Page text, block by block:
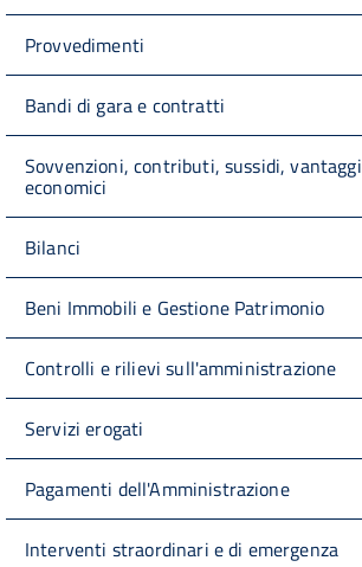
Provvedimenti
Bandi di gara e contratti
Sovvenzioni, contributi, sussidi, vantaggi
economici
Bilanci
Beni Immobili e Gestione Patrimonio
Controlli e rilievi sull'amministrazione
Servizi erogati
Pagamenti dell'Amministrazione
Interventi straordinari e di emergenza